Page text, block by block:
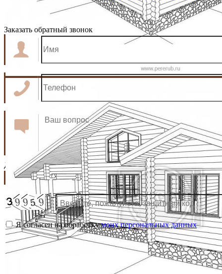
Заказать обратный звонок
День: * Месяц:* с* до*
Я согласен на обработкумоих персональных данных